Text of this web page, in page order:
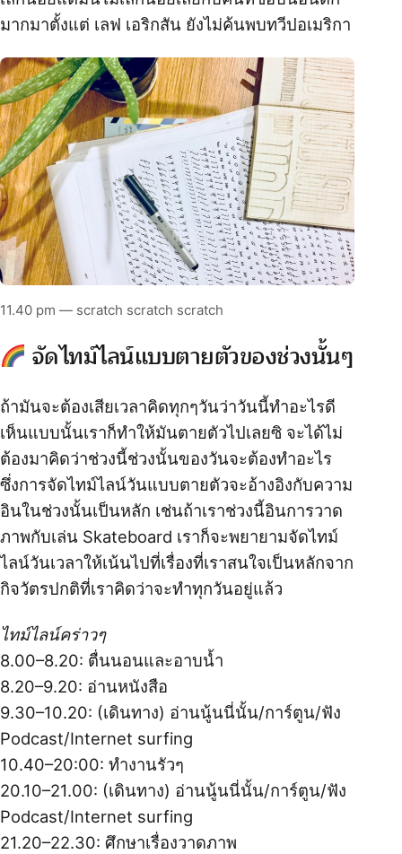
มากมาตั้งแต่ เลฟ เอริกสัน ยังไม่ค้นพบทวีปอเมริกา
11.40 pm — scratch scratch scratch
จัดไทม์ไลน์แบบตายตัวของช่วงนั้นๆ
ถ้ามันจะต้องเสียเวลาคิดทุกๆวันว่าวันนี้ทำอะไรดี
เห็นแบบนั้นเราก็ทำให้มันตายตัวไปเลยซิ จะได้ไม่
ต้องมาคิดว่าช่วงนี้ช่วงนั้นของวันจะต้องทำอะไร
ซึ่งการจัดไทม์ไลน์วันแบบตายตัวจะอ้างอิงกับความ
อินในช่วงนั้นเป็นหลัก เช่นถ้าเราช่วงนี้อินการวาด
ภาพกับเล่น Skateboard เราก็จะพยายามจัดไทม์
ไลน์วันเวลาให้เน้นไปที่เรื่องที่เราสนใจเป็นหลักจาก
กิจวัตรปกติที่เราคิดว่าจะทำทุกวันอยู่แล้ว
ไทม์ไลน์คร่าวๆ
8.00–8.20: ตื่นนอนและอาบน้ำ
8.20–9.20: อ่านหนังสือ
9.30–10.20: (เดินทาง) อ่านนู้นนี่นั้น/การ์ตูน/ฟัง
Podcast/Internet surfing
10.40–20:00: ทำงานรัวๆ
20.10–21.00: (เดินทาง) อ่านนู้นนี่นั้น/การ์ตูน/ฟัง
Podcast/Internet surfing
21.20–22.30: ศึกษาเรื่องวาดภาพ